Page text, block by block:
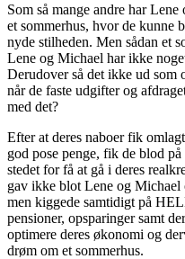
Som så mange andre har
et sommerhus, hvor de kunne
nyde stilheden. Men sådan et
Lene og Michael har ikke
Derudover så det ikke ud som
når de faste udgifter og
med det?
Efter at deres naboer fik
god pose penge, fik de blod
stedet for få at gå i deres
gav ikke blot Lene og Michael
men kiggede samtidigt på
pensioner, opsparinger samt
optimere deres økonomi og
drøm om et sommerhus.